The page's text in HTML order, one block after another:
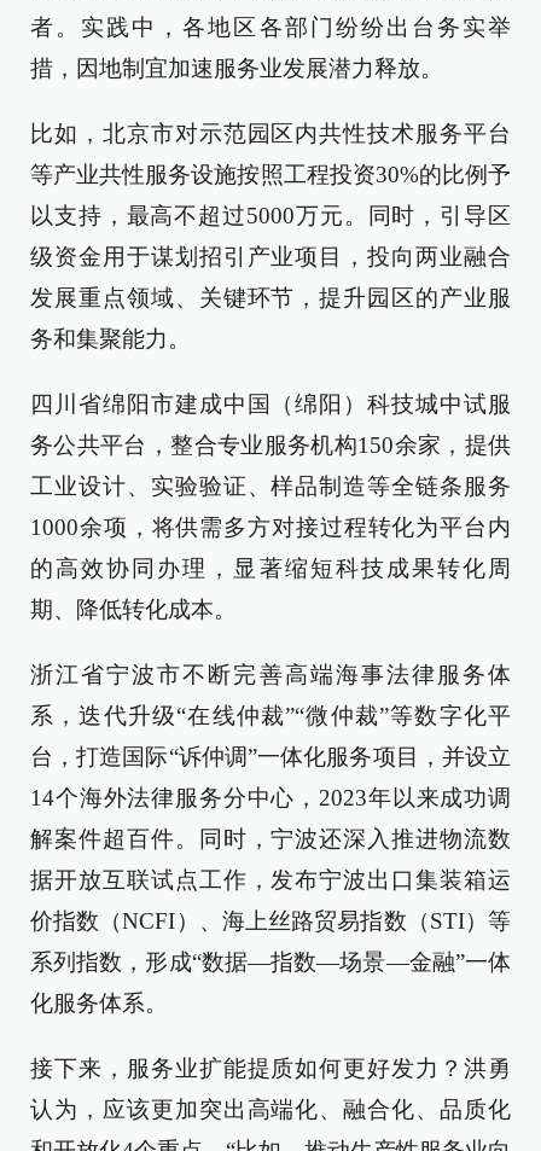
者。实践中，各地区各部门纷纷出台务实举
措，因地制宜加速服务业发展潜力释放。
比如，北京市对示范园区内共性技术服务平台
等产业共性服务设施按照工程投资30%的比例予
以支持，最高不超过5000万元。同时，引导区
级资金用于谋划招引产业项目，投向两业融合
发展重点领域、关键环节，提升园区的产业服
务和集聚能力。
四川省绵阳市建成中国（绵阳）科技城中试服
务公共平台，整合专业服务机构150余家，提供
工业设计、实验验证、样品制造等全链条服务
1000余项，将供需多方对接过程转化为平台内
的高效协同办理，显著缩短科技成果转化周
期、降低转化成本。
浙江省宁波市不断完善高端海事法律服务体
系，迭代升级“在线仲裁”“微仲裁”等数字化平
台，打造国际“诉仲调”一体化服务项目，并设立
14个海外法律服务分中心，2023年以来成功调
解案件超百件。同时，宁波还深入推进物流数
据开放互联试点工作，发布宁波出口集装箱运
价指数（NCFI）、海上丝路贸易指数（STI）等
系列指数，形成“数据—指数—场景—金融”一体
化服务体系。
接下来，服务业扩能提质如何更好发力？洪勇
认为，应该更加突出高端化、融合化、品质化